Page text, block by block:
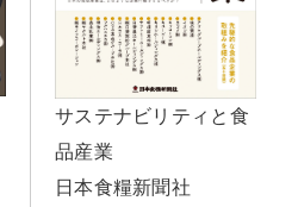
サステナビリティと食
品産業
日本食糧新聞社